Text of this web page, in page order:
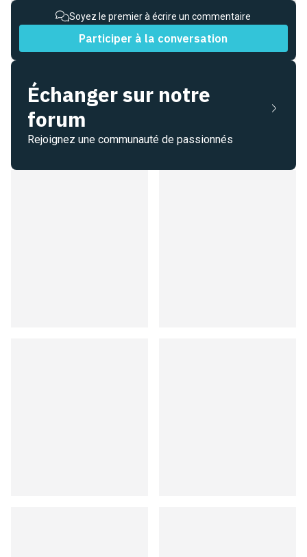
Soyez le premier à écrire un commentaire
Participer à la conversation
Échanger sur notre
forum
Rejoignez une communauté de passionnés